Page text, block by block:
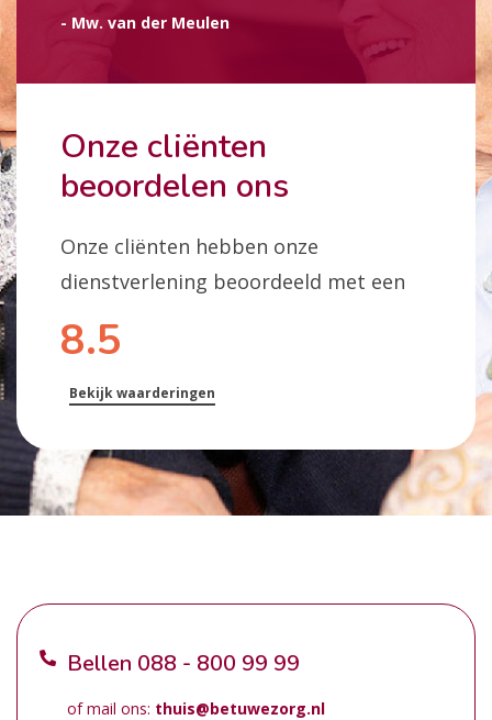
Onze cliënten
beoordelen ons
Onze cliënten hebben onze
dienstverlening beoordeeld met een
8.5
Bekijk waarderingen
- Mw. van der Meulen
Bellen 088 - 800 99 99
of mail ons: thuis@betuwezorg.nl